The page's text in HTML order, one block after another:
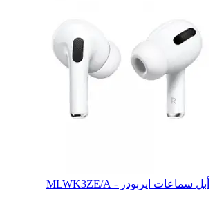
أبل سماعات ايربودز - MLWK3ZE/A